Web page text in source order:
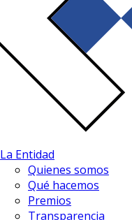
La Entidad
Quienes somos
Qué hacemos
Premios
Transparencia